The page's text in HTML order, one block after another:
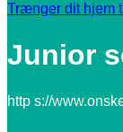
Trænger dit hjem
Junior
http s://